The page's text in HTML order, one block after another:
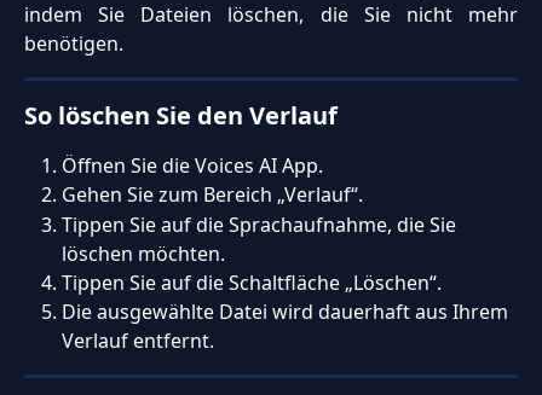
indem Sie Dateien löschen, die Sie nicht mehr
benötigen.
So löschen Sie den Verlauf
Öffnen Sie die Voices AI App.
Gehen Sie zum Bereich „Verlauf“.
Tippen Sie auf die Sprachaufnahme, die Sie
löschen möchten.
Tippen Sie auf die Schaltfläche „Löschen“.
Die ausgewählte Datei wird dauerhaft aus Ihrem
Verlauf entfernt.